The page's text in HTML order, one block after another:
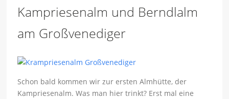
Kampriesenalm und Berndlalm
am Großvenediger
Schon bald kommen wir zur ersten Almhütte, der
Kampriesenalm. Was man hier trinkt? Erst mal eine